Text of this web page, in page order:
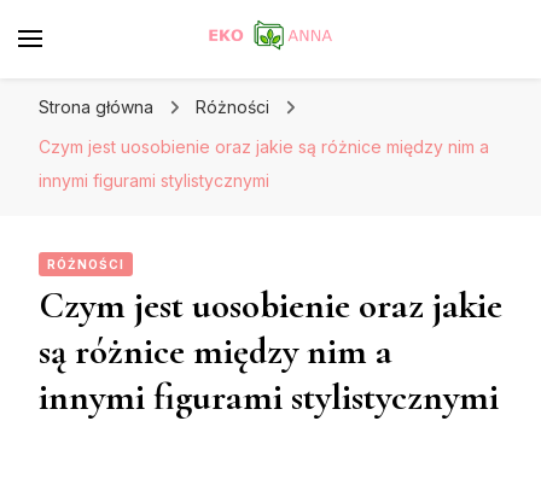
Strona główna
Różności
Czym jest uosobienie oraz jakie są różnice między nim a
innymi figurami stylistycznymi
RÓŻNOŚCI
Czym jest uosobienie oraz jakie
są różnice między nim a
innymi figurami stylistycznymi